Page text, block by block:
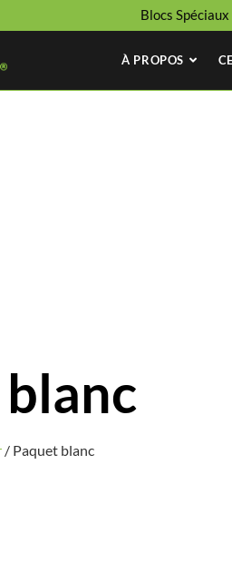
Blocs
À PROPOS
/ Paquet blanc